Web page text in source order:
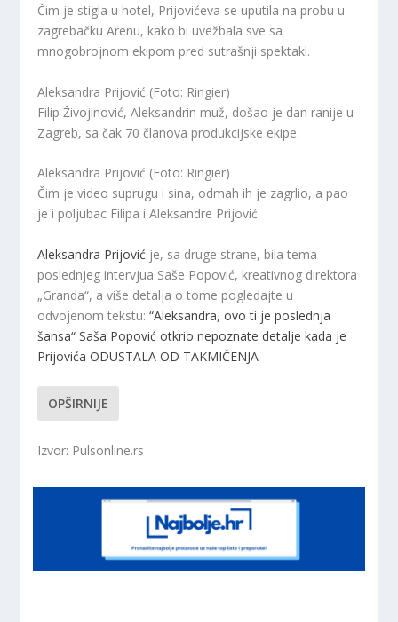
Čim je stigla u hotel, Prijovićeva se uputila na probu u
zagrebačku Arenu, kako bi uvežbala sve sa
mnogobrojnom ekipom pred sutrašnji spektakl.
Aleksandra Prijović (Foto: Ringier)
Filip Živojinović, Aleksandrin muž, došao je dan ranije u
Zagreb, sa čak 70 članova produkcijske ekipe.
Aleksandra Prijović (Foto: Ringier)
Čim je video suprugu i sina, odmah ih je zagrlio, a pao
je i poljubac Filipa i Aleksandre Prijović.
Aleksandra Prijović je, sa druge strane, bila tema
poslednjeg intervjua Saše Popović, kreativnog direktora
„Granda“, a više detalja o tome pogledajte u
odvojenom tekstu:“Aleksandra, ovo ti je poslednja
šansa“ Saša Popović otkrio nepoznate detalje kada je
Prijovića ODUSTALA OD TAKMIČENJA
OPŠIRNIJE
Izvor: Pulsonline.rs